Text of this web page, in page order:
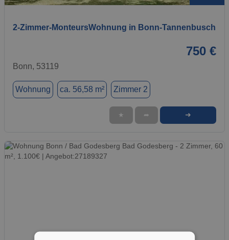
2-Zimmer-MonteursWohnung in Bonn-Tannenbusch
750 €
Bonn, 53119
Wohnung ca. 56,58 m² Zimmer 2
★ ➦ ➜